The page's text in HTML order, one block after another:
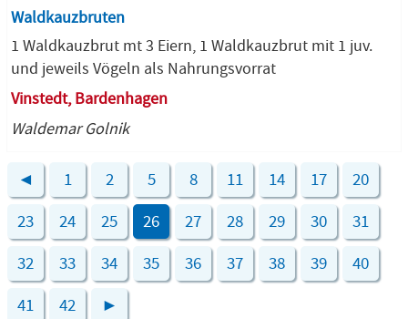
Waldkauzbruten
1 Waldkauzbrut mt 3 Eiern, 1 Waldkauzbrut mit 1 juv.
und jeweils Vögeln als Nahrungsvorrat
Vinstedt, Bardenhagen
Waldemar Golnik
◄ 1 2 5 8 11 14 17 20
23 24 25 26 27 28 29 30 31
32 33 34 35 36 37 38 39 40
41 42 ►